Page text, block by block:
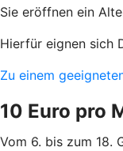
Sie eröffnen ein
Hierfür eignen sich
Zu einem
10 Euro pro
Vom 6. bis zum 18.